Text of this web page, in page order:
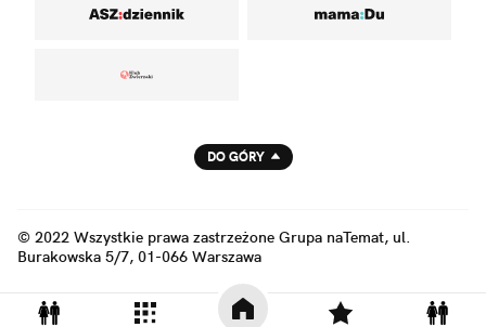
DO GÓRY
© 2022 Wszystkie prawa zastrzeżone Grupa naTemat, ul.
Burakowska 5/7, 01-066 Warszawa